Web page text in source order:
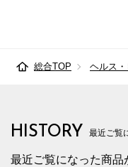
総合TOP ヘルス
HISTORY 最近ご覧
最近ご覧になった商品